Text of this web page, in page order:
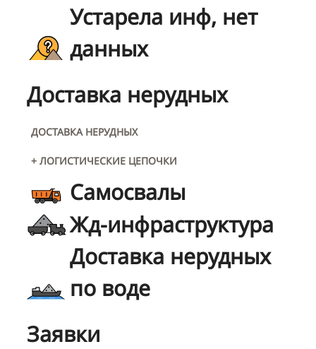
Устарела инф, нет
данных
Доставка нерудных
ДОСТАВКА НЕРУДНЫХ
+ ЛОГИСТИЧЕСКИЕ ЦЕПОЧКИ
Самосвалы
Жд-инфраструктура
Доставка нерудных
по воде
Заявки